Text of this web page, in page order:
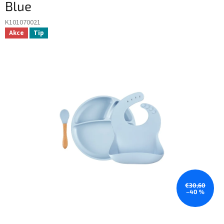
Blue
K101070021
Akce Tip
€30,60
–40 %